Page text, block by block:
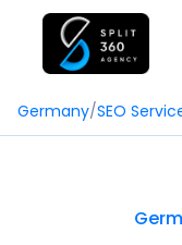
Germany/SEO